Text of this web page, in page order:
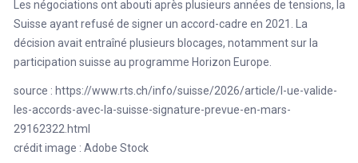
Les négociations ont abouti après plusieurs années de tensions, la
Suisse ayant refusé de signer un accord-cadre en 2021. La
décision avait entraîné plusieurs blocages, notamment sur la
participation suisse au programme Horizon Europe.
source : https://www.rts.ch/info/suisse/2026/article/l-ue-valide-
les-accords-avec-la-suisse-signature-prevue-en-mars-
29162322.html
crédit image : Adobe Stock